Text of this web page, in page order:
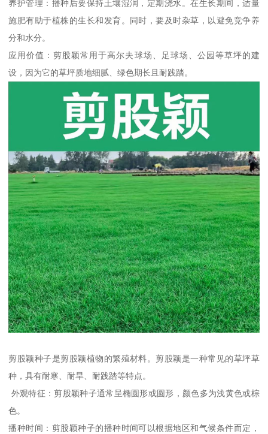
养护管理：播种后要保持土壤湿润，定期浇水。在生长期间，适量
施肥有助于植株的生长和发育。同时，要及时杂草，以避免竞争养
分和水分。
应用价值：剪股颖常用于高尔夫球场、足球场、公园等草坪的建
设，因为它的草坪质地细腻、绿色期长且耐践踏。
剪股颖种子是剪股颖植物的繁殖材料。剪股颖是一种常见的草坪草
种，具有耐寒、耐旱、耐践踏等特点。
外观特征：剪股颖种子通常呈椭圆形或圆形，颜色多为浅黄色或棕
色。
播种时间：剪股颖种子的播种时间可以根据地区和气候条件而定，